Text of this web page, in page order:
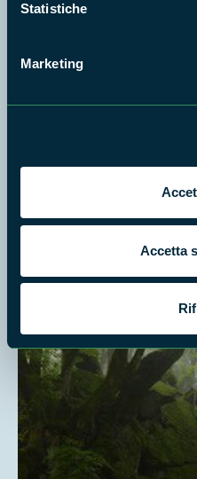
Statistiche
Marketing
Accetta
Dove